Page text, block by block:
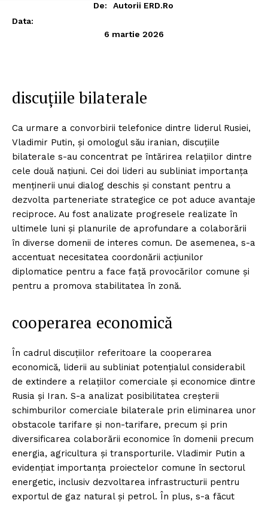
De:
Autorii ERD.ro
Data:
6 martie 2026
discuțiile bilaterale
Ca urmare a convorbirii telefonice dintre liderul Rusiei,
Vladimir Putin, și omologul său iranian, discuțiile
bilaterale s-au concentrat pe întărirea relațiilor dintre
cele două națiuni. Cei doi lideri au subliniat importanța
menținerii unui dialog deschis și constant pentru a
dezvolta parteneriate strategice ce pot aduce avantaje
reciproce. Au fost analizate progresele realizate în
ultimele luni și planurile de aprofundare a colaborării
în diverse domenii de interes comun. De asemenea, s-a
accentuat necesitatea coordonării acțiunilor
diplomatice pentru a face față provocărilor comune și
pentru a promova stabilitatea în zonă.
cooperarea economică
În cadrul discuțiilor referitoare la cooperarea
economică, liderii au subliniat potențialul considerabil
de extindere a relațiilor comerciale și economice dintre
Rusia și Iran. S-a analizat posibilitatea creșterii
schimburilor comerciale bilaterale prin eliminarea unor
obstacole tarifare și non-tarifare, precum și prin
diversificarea colaborării economice în domenii precum
energia, agricultura și transporturile. Vladimir Putin a
evidențiat importanța proiectelor comune în sectorul
energetic, inclusiv dezvoltarea infrastructurii pentru
exportul de gaz natural și petrol. În plus, s-a făcut